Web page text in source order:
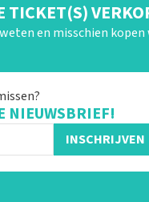
TICKET(S)
en misschien kopen
NIEUWSBRIEF!
INSCHRIJVEN